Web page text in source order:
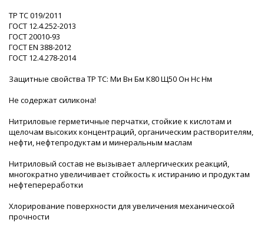
ТР ТС 019/2011
ГОСТ 12.4.252-2013
ГОСТ 20010-93
ГОСТ ЕN 388-2012
ГОСТ 12.4.278-2014
Защитные свойства ТР ТС: Ми Вн Бм К80 Щ50 Он Нс Нм
Не содержат силикона!
Нитриловые герметичные перчатки, стойкие к кислотам и
щелочам высоких концентраций, органическим растворителям,
нефти, нефтепродуктам и минеральным маслам
Нитриловый состав не вызывает аллергических реакций,
многократно увеличивает стойкость к истиранию и продуктам
нефтепереработки
Хлорирование поверхности для увеличения механической
прочности